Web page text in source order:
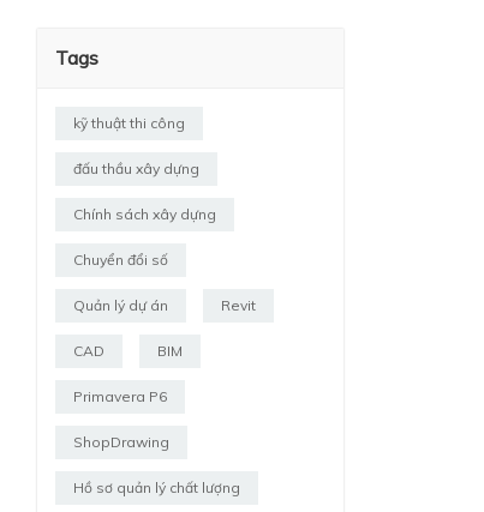
Tags
kỹ thuật thi công
đấu thầu xây dựng
Chính sách xây dựng
Chuyển đổi số
Quản lý dự án Revit
CAD BIM
Primavera P6
ShopDrawing
Hồ sơ quản lý chất lượng